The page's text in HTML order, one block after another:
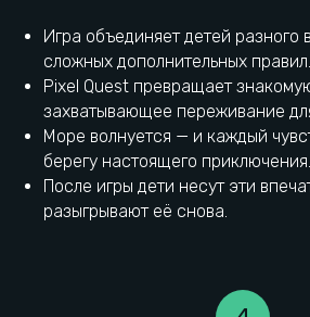
Игра объединяет детей разного
сложных дополнительных правил.
Pixel Quest превращает
захватывающее переживание
Море волнуется — и каждый
берегу настоящего приключения.
После игры дети несут эти
разыгрывают её снова.
Выводы